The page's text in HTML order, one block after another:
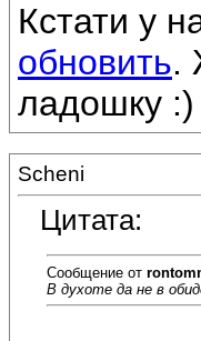
Кстати у
обновить.
ладошку :)
Scheni
Цитата:
Сообщение от
В духоте да не в